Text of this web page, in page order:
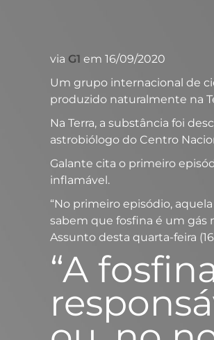
via G1 em 16/09/2020
Um grupo internacional de
produzido naturalmente na
Na Terra, a substância foi
astrobiólogo do Centro
Galante cita o primeiro
inflamável.
“No primeiro episódio,
sabem que fosfina é um gás
Assunto desta quarta-feira
“A